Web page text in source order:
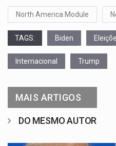
North America Module
TAGS: Biden
Internacional Trump
MAIS ARTIGOS
DO MESMO AUTOR